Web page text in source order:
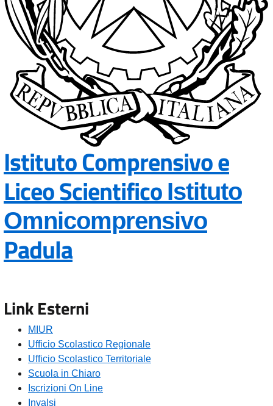
Istituto Comprensivo e
Liceo Scientifico Istituto
Omnicomprensivo
Padula
Link Esterni
MIUR
Ufficio Scolastico Regionale
Ufficio Scolastico Territoriale
Scuola in Chiaro
Iscrizioni On Line
Invalsi